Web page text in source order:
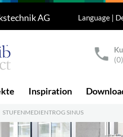
5
7
AG Language |
Inspiration
STUFENMEDIENTROG SINUS